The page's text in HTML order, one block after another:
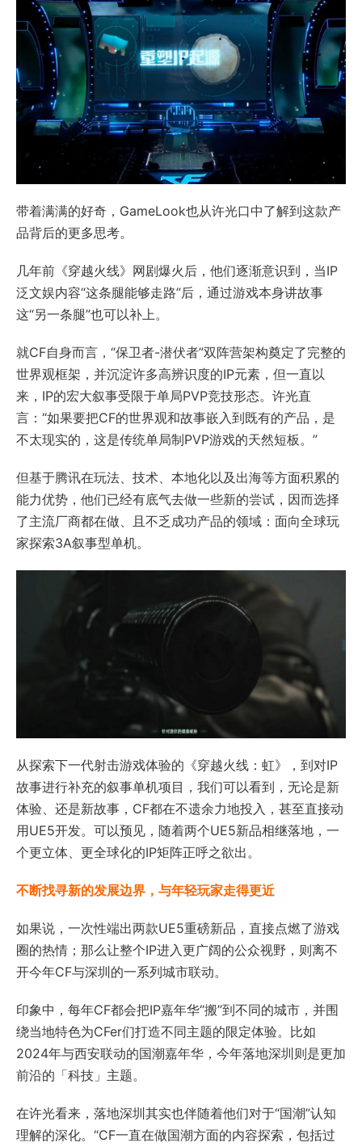
带着满满的好奇，GameLook也从许光口中了解到这款产
品背后的更多思考。
几年前《穿越火线》网剧爆火后，他们逐渐意识到，当IP
泛文娱内容“这条腿能够走路”后，通过游戏本身讲故事
这“另一条腿”也可以补上。
就CF自身而言，“保卫者-潜伏者”双阵营架构奠定了完整的
世界观框架，并沉淀许多高辨识度的IP元素，但一直以
来，IP的宏大叙事受限于单局PVP竞技形态。许光直
言：“如果要把CF的世界观和故事嵌入到既有的产品，是
不太现实的，这是传统单局制PVP游戏的天然短板。”
但基于腾讯在玩法、技术、本地化以及出海等方面积累的
能力优势，他们已经有底气去做一些新的尝试，因而选择
了主流厂商都在做、且不乏成功产品的领域：面向全球玩
家探索3A叙事型单机。
从探索下一代射击游戏体验的《穿越火线：虹》，到对IP
故事进行补充的叙事单机项目，我们可以看到，无论是新
体验、还是新故事，CF都在不遗余力地投入，甚至直接动
用UE5开发。可以预见，随着两个UE5新品相继落地，一
个更立体、更全球化的IP矩阵正呼之欲出。
不断找寻新的发展边界，与年轻玩家走得更近
如果说，一次性端出两款UE5重磅新品，直接点燃了游戏
圈的热情；那么让整个IP进入更广阔的公众视野，则离不
开今年CF与深圳的一系列城市联动。
印象中，每年CF都会把IP嘉年华“搬”到不同的城市，并围
绕当地特色为CFer们打造不同主题的限定体验。比如
2024年与西安联动的国潮嘉年华，今年落地深圳则是更加
前沿的「科技」主题。
在许光看来，落地深圳其实也伴随着他们对于“国潮”认知
理解的深化。“CF一直在做国潮方面的内容探索，包括过